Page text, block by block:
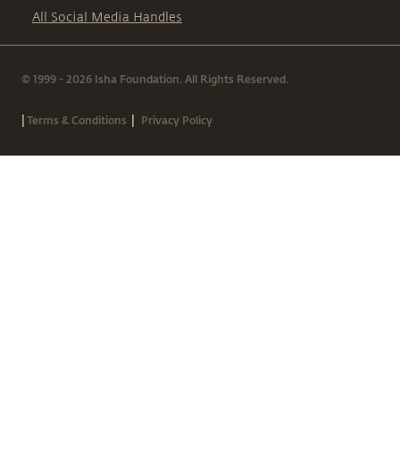
All Social Media Handles
© 1999 - 2026 Isha Foundation. All Rights Reserved.
|Terms & Conditions | Privacy Policy